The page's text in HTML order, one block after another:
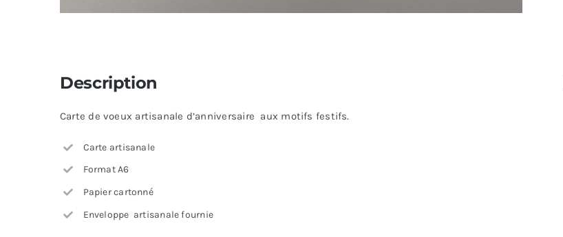
Description
Carte de voeux artisanale d’anniversaire aux motifs festifs.
Carte artisanale
Format A6
Papier cartonné
Enveloppe artisanale fournie